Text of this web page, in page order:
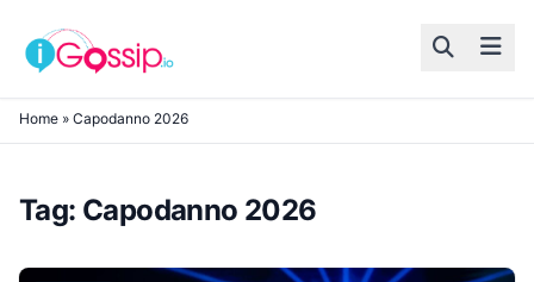
Skip to content
Home » Capodanno 2026
Tag: Capodanno 2026